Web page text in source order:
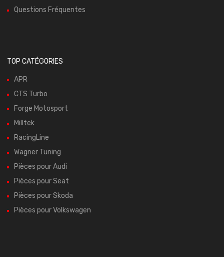
Questions Fréquentes
TOP CATÉGORIES
APR
CTS Turbo
Forge Motosport
Milltek
RacingLine
Wagner Tuning
Pièces pour Audi
Pièces pour Seat
Pièces pour Skoda
Pièces pour Volkswagen